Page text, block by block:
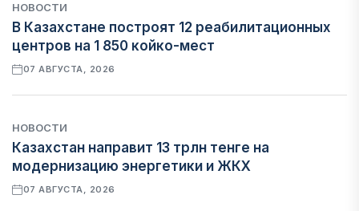
НОВОСТИ
В Казахстане построят 12 реабилитационных
центров на 1 850 койко-мест
07 АВГУСТА, 2026
НОВОСТИ
Казахстан направит 13 трлн тенге на
модернизацию энергетики и ЖКХ
07 АВГУСТА, 2026